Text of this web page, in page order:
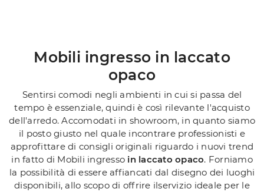
Mobili ingresso in laccato
opaco
Sentirsi comodi negli ambienti in cui si passa del
tempo è essenziale, quindi è così rilevante l'acquisto
dell'arredo. Accomodati in showroom, in quanto siamo
il posto giusto nel quale incontrare professionisti e
approfittare di consigli originali riguardo i nuovi trend
in fatto di Mobili ingresso in laccato opaco. Forniamo
la possibilità di essere affiancati dal disegno dei luoghi
disponibili, allo scopo di offrire ilservizio ideale per le